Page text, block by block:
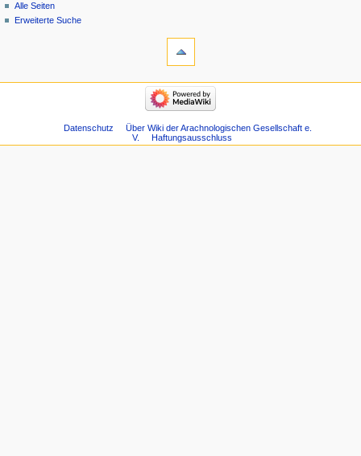
Alle Seiten
Erweiterte Suche
Datenschutz
Über Wiki der Arachnologischen Gesellschaft e.
V.
Haftungsausschluss